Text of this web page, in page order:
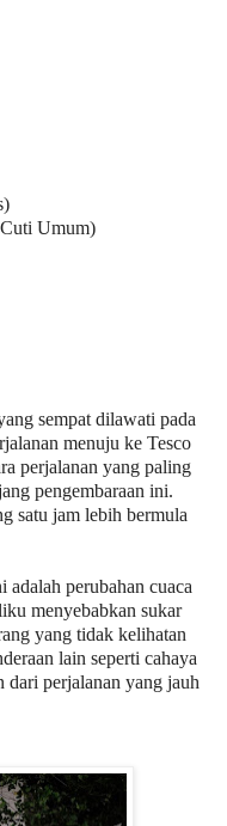
Umum)
sempat dilawati pada
menuju ke Tesco
perjalanan yang paling
pengembaraan ini.
satu jam lebih bermula
adalah perubahan cuaca
menyebabkan sukar
yang tidak kelihatan
lain seperti cahaya
dari perjalanan yang jauh